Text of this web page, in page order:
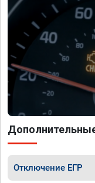
Отключение ЕГР